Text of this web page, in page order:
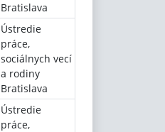
Bratislava
Ústredie
práce,
sociálnych vecí
a rodiny
Bratislava
Ústredie
práce,